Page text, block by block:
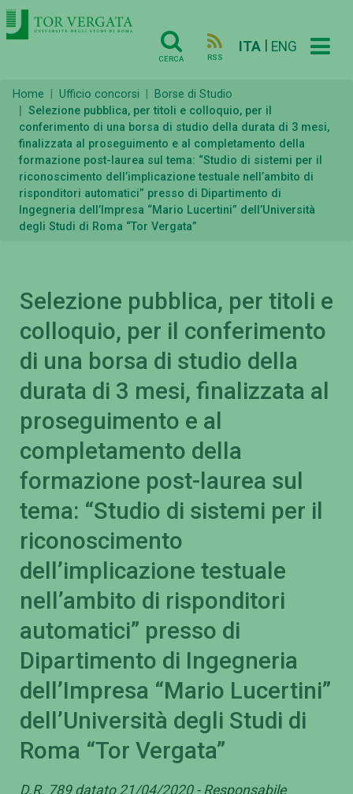
CERCA RSS
ITA ENG
Home Ufficio concorsi
Borse di Studio
Selezione pubblica, per titoli e colloquio, per il
conferimento di una borsa di studio della durata di 3 mesi,
finalizzata al proseguimento e al completamento della
formazione post-laurea sul tema: “Studio di sistemi per il
riconoscimento dell’implicazione testuale nell’ambito di
risponditori automatici” presso di Dipartimento di
Ingegneria dell’Impresa “Mario Lucertini” dell’Università
degli Studi di Roma “Tor Vergata”
Selezione pubblica, per titoli e
colloquio, per il conferimento
di una borsa di studio della
durata di 3 mesi, finalizzata al
proseguimento e al
completamento della
formazione post-laurea sul
tema: “Studio di sistemi per il
riconoscimento
dell’implicazione testuale
nell’ambito di risponditori
automatici” presso di
Dipartimento di Ingegneria
dell’Impresa “Mario Lucertini”
dell’Università degli Studi di
Roma “Tor Vergata”
D.R. 789 datato 21/04/2020 - Responsabile